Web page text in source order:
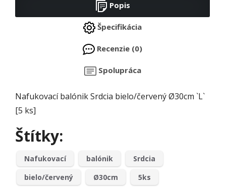
Popis
Špecifikácia
Recenzie (0)
Spolupráca
Nafukovací balónik Srdcia bielo/červený Ø30cm `L`
[5 ks]
Štítky:
Nafukovací balónik
Srdcia
bielo/červený
Ø30cm 5ks